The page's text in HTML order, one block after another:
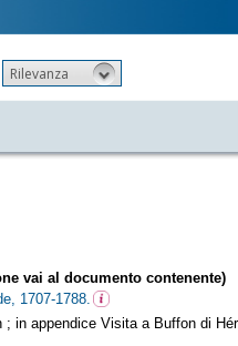
Rilevanza